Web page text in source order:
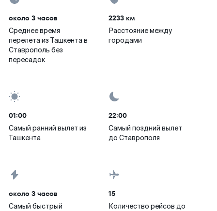
около 3 часов
Среднее время
перелета из Ташкента в
Ставрополь без
пересадок
2233 км
Расстояние между
городами
01:00
Самый ранний вылет из
Ташкента
22:00
Самый поздний вылет
до Ставрополя
около 3 часов
Самый быстрый
15
Количество рейсов до